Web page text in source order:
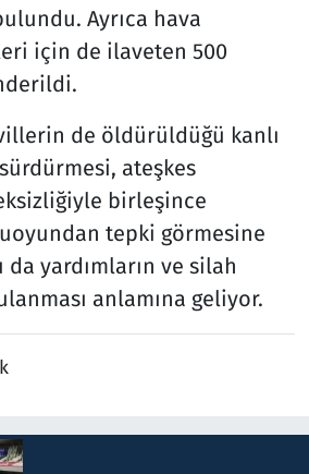
Ayrıca hava
için de ilaveten 500
de öldürüldüğü kanlı
ateşkes
birleşince
tepki görmesine
yardımların ve silah
anlamına geliyor.